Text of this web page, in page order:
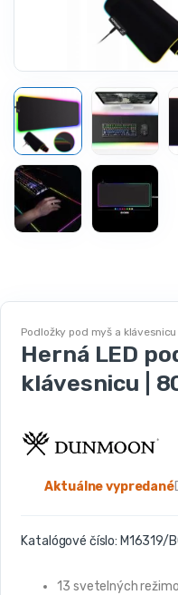
Podložky pod myš a klávesnicu
Herná LED
klávesnicu |
Aktuálne vypredané
Katalógové číslo: M16319/
13 svetelných